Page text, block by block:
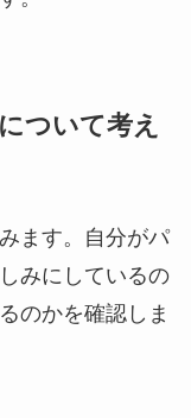
ついて考え
ます。自分がパ
みにしているの
のかを確認しま